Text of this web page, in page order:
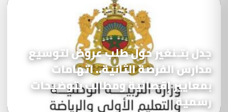
جدل بتـنغير حول طلب عروض لتوسيع
مدارس الفرصة الثانية.. اتهامات
بمعايير إقصائية ومطالب بتوضيحات
رسمية